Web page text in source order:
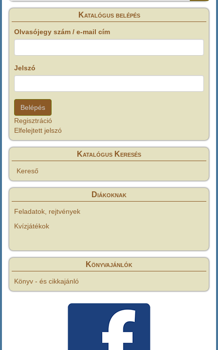
Katalógus belépés
Olvasójegy szám / e-mail cím
Jelszó
Regisztráció
Elfelejtett jelszó
Katalógus Keresés
Kereső
Diákoknak
Feladatok, rejtvények
Kvízjátékok
Könyvajánlók
Könyv - és cikkajánló